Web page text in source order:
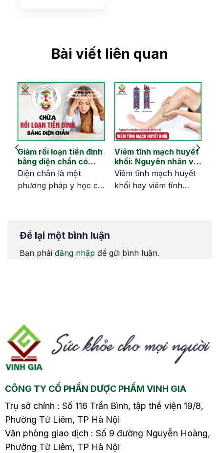
Bài viết liên quan
Giảm rối loạn tiền đình
bằng diện chẩn có
hiệu quả không?
Diện chẩn là một
phương pháp y học cổ
bệnh lý, trong đó có
Phương pháp này
cách chữa rối loạn tiền
đình bằng diện chẩn
trong bài viết này.
Viêm tĩnh mạch huyết
khối: Nguyên nhân và
tránh biến chứng
Viêm tĩnh mạch huyết
khối hay viêm tĩnh
sưng vùng cánh tay
từ sớm trong bài viết
sau nhé.
Để lại một bình luận
Bạn phải đăng nhập để gửi bình luận.
CÔNG TY CỔ PHẦN DƯỢC PHẨM VINH GIA
Trụ sở chính : Số 116 Trần Bình, tập thể viện 19/8,
Phường Từ Liêm, TP Hà Nội
Văn phòng giao dịch : Số 9 đường Nguyễn Hoàng,
Phường Từ Liêm, TP Hà Nội